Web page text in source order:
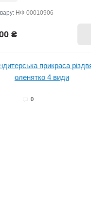
НФ-00010906
₴
0